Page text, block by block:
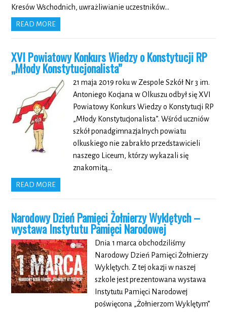
Kresów Wschodnich, uwrażliwianie uczestników…
READ MORE
XVI Powiatowy Konkurs Wiedzy o Konstytucji RP
„Młody Konstytucjonalista”
21 maja 2019 roku w Zespole Szkół Nr 3 im.
Antoniego Kocjana w Olkuszu odbył się XVI
Powiatowy Konkurs Wiedzy o Konstytucji RP
„Młody Konstytucjonalista”. Wśród uczniów
szkół ponadgimnazjalnych powiatu
olkuskiego nie zabrakło przedstawicieli
naszego Liceum, którzy wykazali się
znakomitą…
READ MORE
Narodowy Dzień Pamięci Żołnierzy Wyklętych –
wystawa Instytutu Pamięci Narodowej
Dnia 1 marca obchodziliśmy
Narodowy Dzień Pamięci Żołnierzy
Wyklętych. Z tej okazji w naszej
szkole jest prezentowana wystawa
Instytutu Pamięci Narodowej
poświęcona „Żołnierzom Wyklętym”